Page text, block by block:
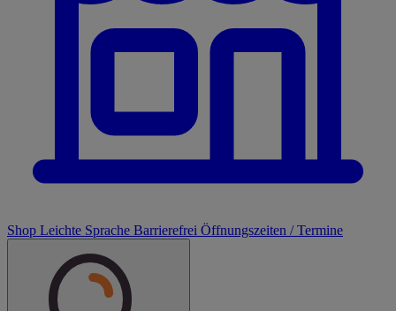
Shop Leichte Sprache Barrierefrei Öffnungszeiten / Termine